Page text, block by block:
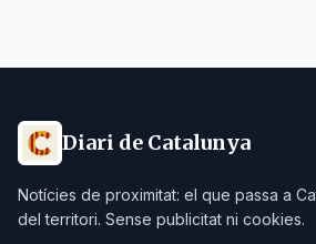
Diari de Catalunya
Notícies de proximitat: el que passa a
del territori. Sense publicitat ni cookies.